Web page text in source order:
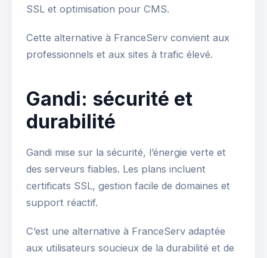
SSL et optimisation pour CMS.
Cette alternative à FranceServ convient aux
professionnels et aux sites à trafic élevé.
Gandi: sécurité et
durabilité
Gandi mise sur la sécurité, l’énergie verte et
des serveurs fiables. Les plans incluent
certificats SSL, gestion facile de domaines et
support réactif.
C’est une alternative à FranceServ adaptée
aux utilisateurs soucieux de la durabilité et de